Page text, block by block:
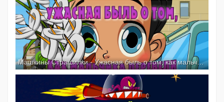
Машкины Страшилки - Ужасная быль о том, как мальчика перевели в другую школу (15 серия)